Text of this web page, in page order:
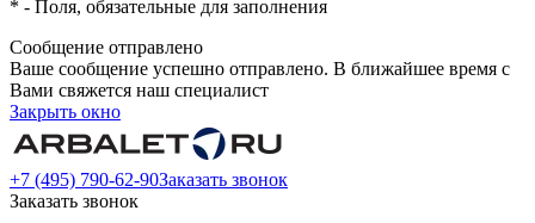
* - Поля, обязательные для заполнения
Сообщение отправлено
Ваше сообщение успешно отправлено. В ближайшее время с
Вами свяжется наш специалист
Закрыть окно
+7 (495) 790-62-90Заказать звонок
Заказать звонок